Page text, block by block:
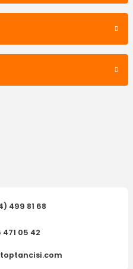
499 81 68
471 05 42